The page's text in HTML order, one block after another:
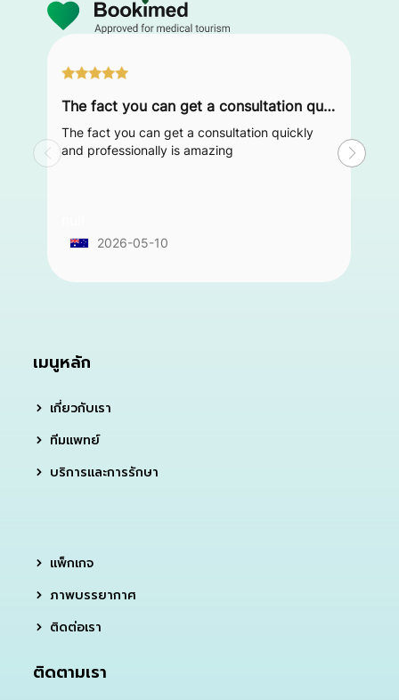
The fact you can get a consultation quickly and professionally is amazing
The fact you can get a consultation quickly
and professionally is amazing
2026-05-10
เมนูหลัก
เกี่ยวกับเรา
ทีมแพทย์
บริการและการรักษา
แพ็กเกจ
ภาพบรรยากาศ
ติดต่อเรา
ติดตามเรา